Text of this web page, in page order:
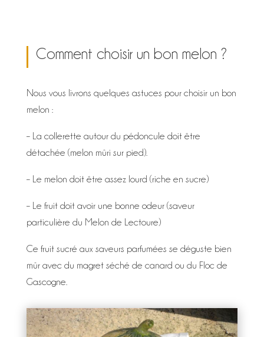
Comment choisir un bon melon ?
Nous vous livrons quelques astuces pour choisir un bon
melon :
– La collerette autour du pédoncule doit être
détachée (melon mûri sur pied).
– Le melon doit être assez lourd (riche en sucre)
– Le fruit doit avoir une bonne odeur (saveur
particulière du Melon de Lectoure)
Ce fruit sucré aux saveurs parfumées se déguste bien
mûr avec du magret séché de canard ou du Floc de
Gascogne.